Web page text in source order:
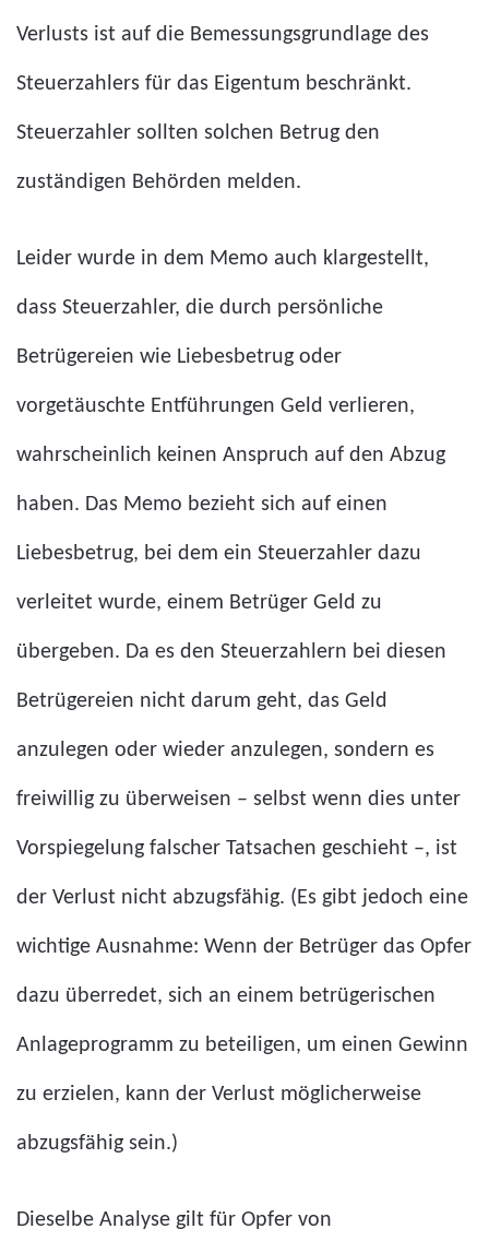
Verlusts ist auf die Bemessungsgrundlage des
Steuerzahlers für das Eigentum beschränkt.
Steuerzahler sollten solchen Betrug den
zuständigen Behörden melden.
Leider wurde in dem Memo auch klargestellt,
dass Steuerzahler, die durch persönliche
Betrügereien wie Liebesbetrug oder
vorgetäuschte Entführungen Geld verlieren,
wahrscheinlich keinen Anspruch auf den Abzug
haben. Das Memo bezieht sich auf einen
Liebesbetrug, bei dem ein Steuerzahler dazu
verleitet wurde, einem Betrüger Geld zu
übergeben. Da es den Steuerzahlern bei diesen
Betrügereien nicht darum geht, das Geld
anzulegen oder wieder anzulegen, sondern es
freiwillig zu überweisen – selbst wenn dies unter
Vorspiegelung falscher Tatsachen geschieht –, ist
der Verlust nicht abzugsfähig. (Es gibt jedoch eine
wichtige Ausnahme: Wenn der Betrüger das Opfer
dazu überredet, sich an einem betrügerischen
Anlageprogramm zu beteiligen, um einen Gewinn
zu erzielen, kann der Verlust möglicherweise
abzugsfähig sein.)
Dieselbe Analyse gilt für Opfer von